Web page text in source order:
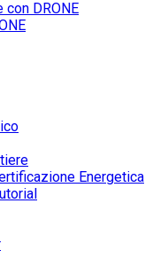
DRONE
Energetica